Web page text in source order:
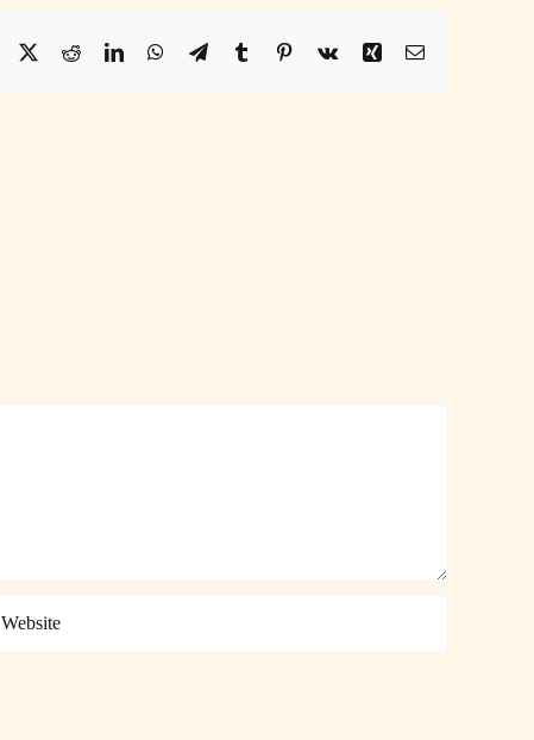
Facebook
X RedditLinkedInWhatsApp
TelegramTumblr Pinterest
Vk Xing Email